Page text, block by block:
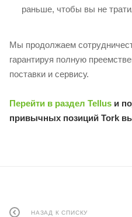
раньше, чтобы вы не
Мы продолжаем
гарантируя полную
поставки и сервису.
Перейти в раздел Tellus и
привычных позиций Tork
НАЗАД К СПИСКУ